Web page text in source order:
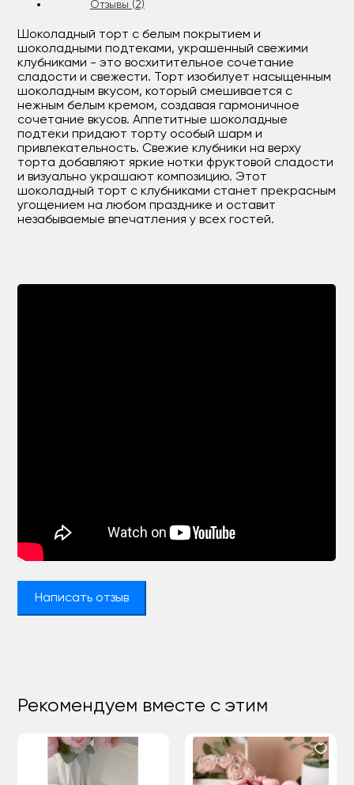
Отзывы (2)
Шоколадный торт с белым покрытием и
шоколадными подтеками, украшенный свежими
клубниками - это восхитительное сочетание
сладости и свежести. Торт изобилует насыщенным
шоколадным вкусом, который смешивается с
нежным белым кремом, создавая гармоничное
сочетание вкусов. Аппетитные шоколадные
подтеки придают торту особый шарм и
привлекательность. Свежие клубники на верху
торта добавляют яркие нотки фруктовой сладости
и визуально украшают композицию. Этот
шоколадный торт с клубниками станет прекрасным
угощением на любом празднике и оставит
незабываемые впечатления у всех гостей.
Написать отзыв
Рекомендуем вместе с этим